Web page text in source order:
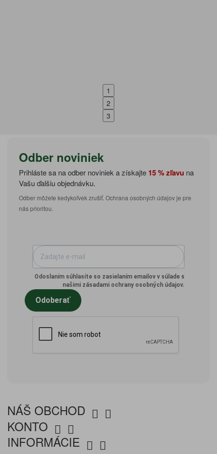
1
2
3
Odber noviniek
Prihláste sa na odber noviniek a získajte 15 % zľavu na
Vašu ďalšiu objednávku.
Odber môžete kedykoľvek zrušiť. Ochrana osobných údajov je pre
nás prioritou.
Odoslaním súhlasíte so zasielaním emailov v súlade s
našimi zásadami ochrany osobných údajov.
Odoberať
NÁŠ OBCHOD  
KONTO  
INFORMÁCIE  